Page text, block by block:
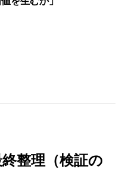
整理（検証の